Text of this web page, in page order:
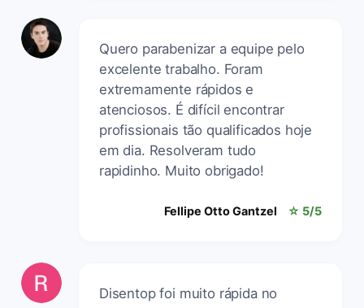
Quero parabenizar a equipe pelo
excelente trabalho. Foram
extremamente rápidos e
atenciosos. É difícil encontrar
profissionais tão qualificados hoje
em dia. Resolveram tudo
rapidinho. Muito obrigado!
Fellipe Otto Gantzel ☆ 5/5
Disentop foi muito rápida no